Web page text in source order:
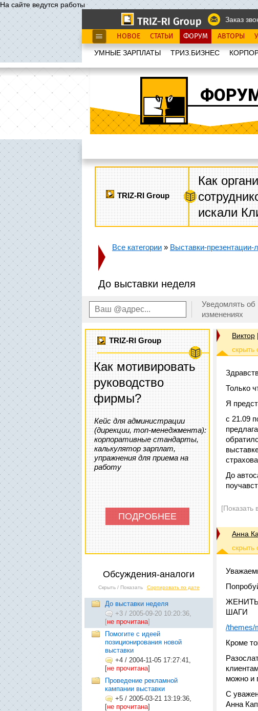
На сайте ведутся работы
Заказ
НОВОЕ СТАТЬИ ФОРУМ АВТОРЫ
УМНЫЕ ЗАРПЛАТЫ ТРИЗ.БИЗНЕС
TRIZ-RI Group
Как
искали
Все категории » Выставки-
До выставки неделя
Уведомлять об
изменениях
TRIZ-RI Group
Как мотивировать
руководство
фирмы?
Кейс для администрации
(дирекции, топ-менеджмента):
корпоративные стандарты,
калькулятор зарплат,
упражнения для приема на
работу
ПОДРОБНЕЕ
Обсуждения-аналоги
Скрыть / Показать Сортировать по дате
До выставки неделя
+3 / 2005-09-20 10:20:36,
[не прочитана]
Помогите с идеей
позиционирования новой
выставки
+4 / 2004-11-05 17:27:41,
[не прочитана]
Проведение рекламной
кампании выставки
+5 / 2005-03-21 13:19:36,
[не прочитана]
Виктор
Только
Я
с 21.09
До
[Показать
Анна
ШАГИ
/themes/
Кроме
можно и
С
Анна